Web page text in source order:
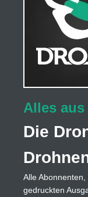
Alles aus
Die
Alle
gedruckten